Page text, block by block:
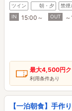
ツイン 朝・夕
禁煙
IN
15:00～ OUT
最大4,500円
利用条件あり
【一泊朝食】手作